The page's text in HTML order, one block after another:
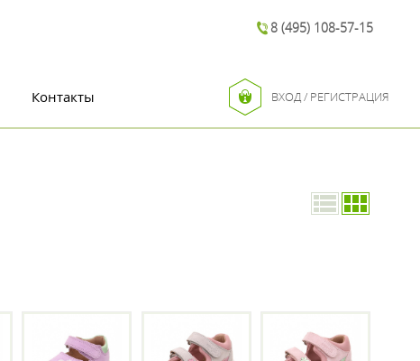
8 (495) 108-57-15
Контакты ВХОД / РЕГИСТРАЦИЯ